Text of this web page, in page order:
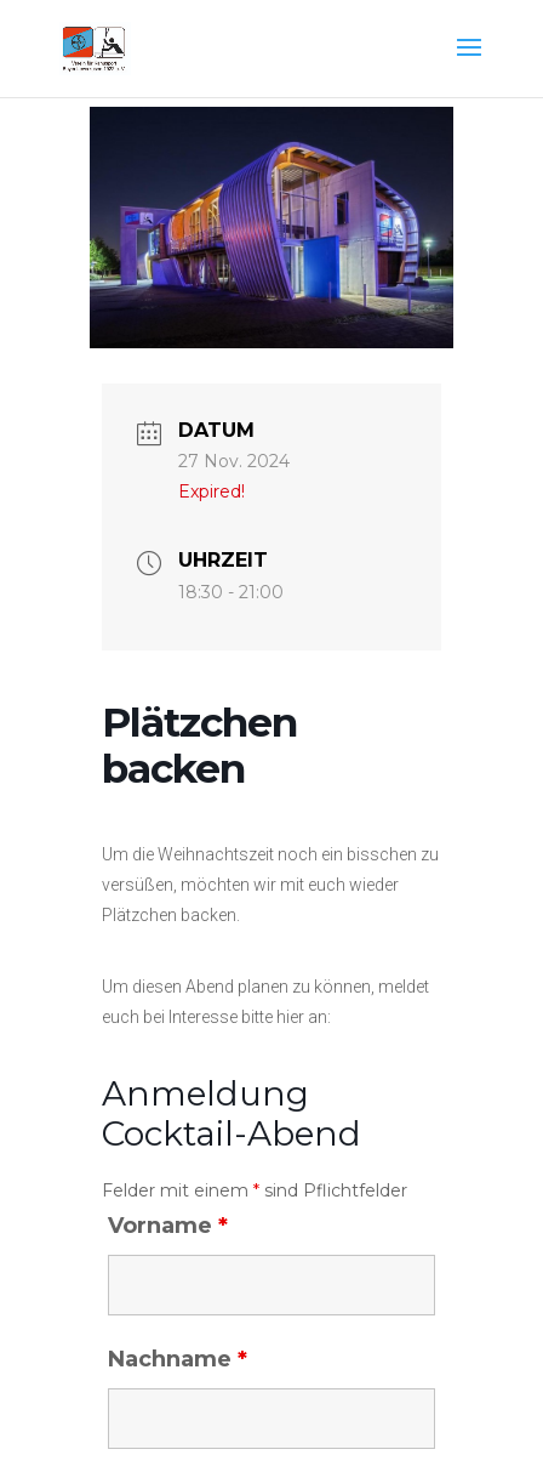
DATUM
27 Nov. 2024
Expired!
UHRZEIT
18:30 - 21:00
Plätzchen
backen
Um die Weihnachtszeit noch ein bisschen zu
versüßen, möchten wir mit euch wieder
Plätzchen backen.
Um diesen Abend planen zu können, meldet
euch bei Interesse bitte hier an:
Anmeldung
Cocktail-Abend
Felder mit einem * sind Pflichtfelder
Vorname *
Nachname *